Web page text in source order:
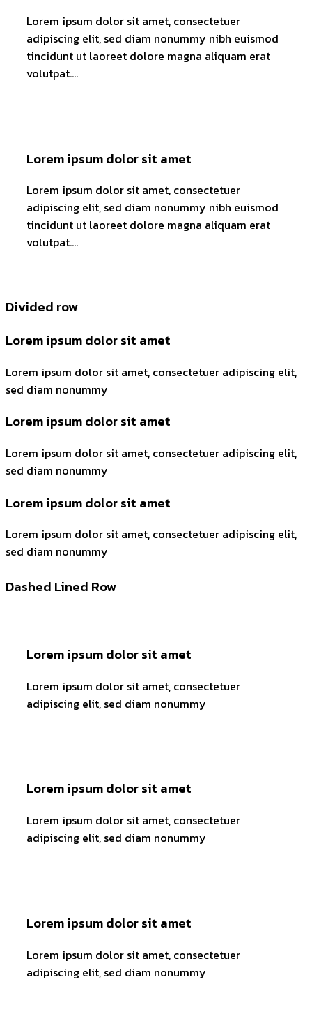
Lorem ipsum dolor sit amet, consectetuer
adipiscing elit, sed diam nonummy nibh euismod
tincidunt ut laoreet dolore magna aliquam erat
volutpat….
Lorem ipsum dolor sit amet
Lorem ipsum dolor sit amet, consectetuer
adipiscing elit, sed diam nonummy nibh euismod
tincidunt ut laoreet dolore magna aliquam erat
volutpat….
Divided row
Lorem ipsum dolor sit amet
Lorem ipsum dolor sit amet, consectetuer adipiscing elit,
sed diam nonummy
Lorem ipsum dolor sit amet
Lorem ipsum dolor sit amet, consectetuer adipiscing elit,
sed diam nonummy
Lorem ipsum dolor sit amet
Lorem ipsum dolor sit amet, consectetuer adipiscing elit,
sed diam nonummy
Dashed Lined Row
Lorem ipsum dolor sit amet
Lorem ipsum dolor sit amet, consectetuer
adipiscing elit, sed diam nonummy
Lorem ipsum dolor sit amet
Lorem ipsum dolor sit amet, consectetuer
adipiscing elit, sed diam nonummy
Lorem ipsum dolor sit amet
Lorem ipsum dolor sit amet, consectetuer
adipiscing elit, sed diam nonummy